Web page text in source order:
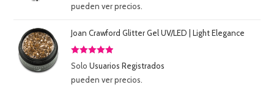
5
pueden ver precios.
Joan Crawford Glitter Gel UV/LED | Light Elegance
Valorado
5
SoloUsuarios Registrados
pueden ver precios.